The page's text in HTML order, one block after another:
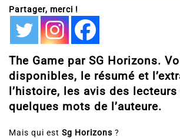
Partager, merci !
The Game par SG Horizons.
disponibles, le résumé et
l’histoire, les avis des
quelques mots de l’auteure.
Mais qui est Sg Horizons ?